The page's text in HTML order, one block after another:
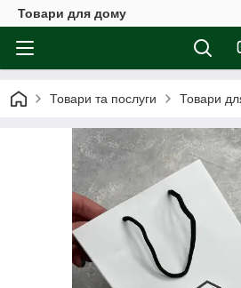
Товари для дому
Товари та послуги Товари